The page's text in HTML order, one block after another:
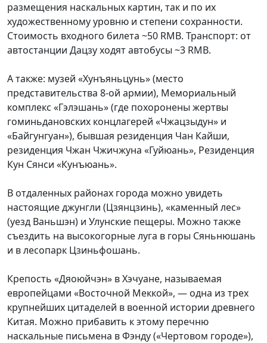
размещения наскальных картин, так и по их
художественному уровню и степени сохранности.
Стоимость входного билета ~50 RMB. Транспорт: от
автостанции Дацзу ходят автобусы ~3 RMB.
А также: музей «Хунъяньцунь» (место
представительства 8-ой армии), Мемориальный
комплекс «Гэлэшань» (где похоронены жертвы
гоминьдановских концлагерей «Чжацзыдун» и
«Байгунгуан»), бывшая резиденция Чан Кайши,
резиденция Чжан Чжичжуна «Гуйюань», Резиденция
Кун Сянси «Кунъюань».
В отдаленных районах города можно увидеть
настоящие джунгли (Цзянцзинь), «каменный лес»
(уезд Ваньшэн) и Улунские пещеры. Можно также
съездить на высокогорные луга в горы Сяньнюшань
и в лесопарк Цзиньфошань.
Крепость «Дяоюйчэн» в Хэчуане, называемая
европейцами «Восточной Меккой», — одна из трех
крупнейших цитаделей в военной истории древнего
Китая. Можно прибавить к этому перечню
наскальные письмена в Фэнду («Чертовом городе»),